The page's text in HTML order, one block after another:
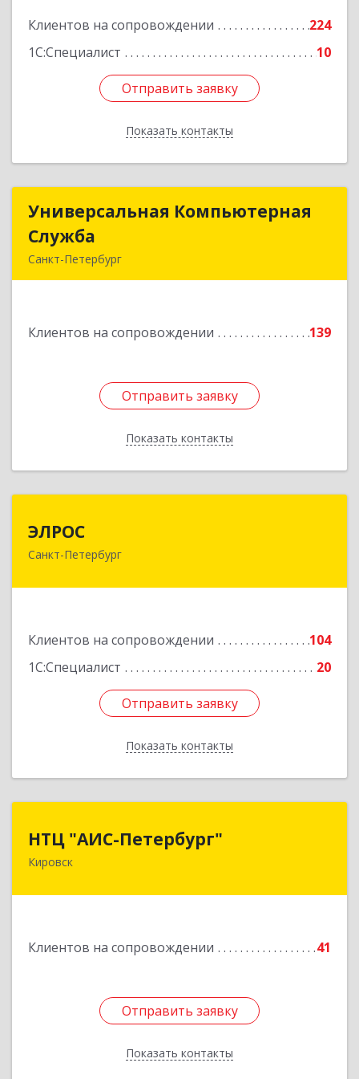
Клиентов на сопровождении
224
1С:Специалист
10
Отправить заявку
Показать контакты
Подробнее
Отправить заявку
Назад
Универсальная Компьютерная
Служба
Санкт-Петербург
Клиентов на сопровождении 139
Отправить заявку
Показать контакты
Универсальная Компьютерная
Подробнее
Отправить заявку
Назад
ЭЛРОС
Санкт-Петербург
Клиентов на сопровождении
104
1С:Специалист
20
Отправить заявку
Показать контакты
191024, Санкт-Петербург г, Тележная ул, дом №
Отправить заявку
Назад
НТЦ "АИС-Петербург"
Кировск
Клиентов на сопровождении 41
Отправить заявку
Показать контакты
НТЦ "АИС-Петербург"
187342, Ленинградская обл, Кировск г, р-н
Отправить заявку
Назад